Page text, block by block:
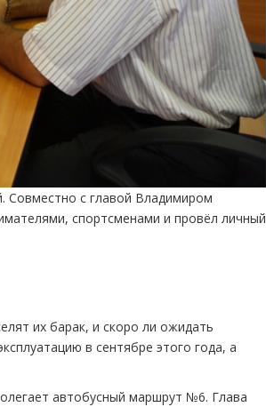
Совместно с главой Владимиром
спортсменами и провёл личный
их барак, и скоро ли ожидать
в сентябре этого года, а
автобусный маршрут №6. Глава